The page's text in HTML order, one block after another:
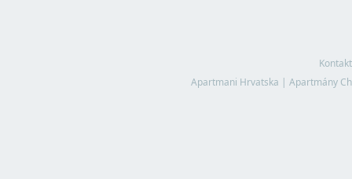
Kontakt
Apartmani Hrvatska | Apartmány